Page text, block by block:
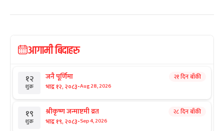
आगामी बिदाहरु
१२
शुक्र
जनै पूर्णिमा
भाद्र १२, २०८३-Aug 28, 2026
२१ दिन बाँकी
१९
शुक्र
श्रीकृष्ण जन्माष्टमी व्रत
भाद्र १९, २०८३-Sep 4, 2026
२८ दिन बाँकी